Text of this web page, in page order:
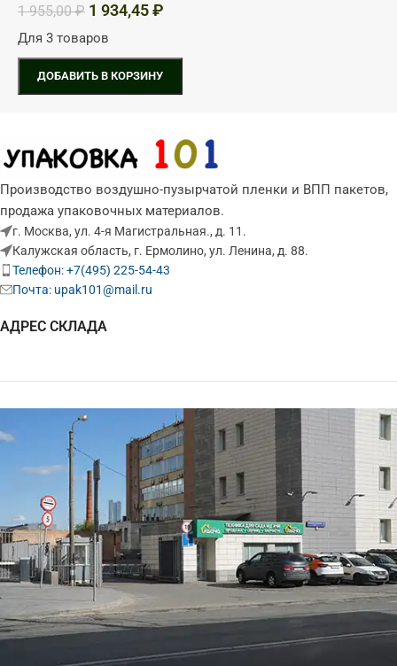
1 955,00₽ 1 934,45₽
Для 3 товаров
ДОБАВИТЬ В КОРЗИНУ
Производство воздушно-пузырчатой пленки и ВПП пакетов,
продажа упаковочных материалов.
г. Москва, ул. 4-я Магистральная., д. 11.
Калужская область, г. Ермолино, ул. Ленина, д. 88.
Телефон: +7(495) 225-54-43
Почта: upak101@mail.ru
АДРЕС СКЛАДА